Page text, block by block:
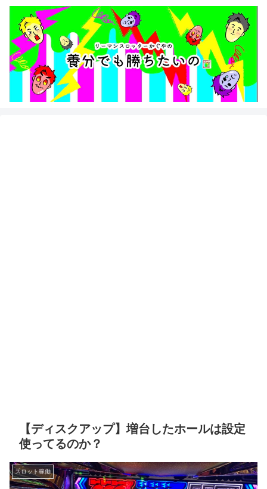
【ディスクアップ】増台したホールは設定
使ってるのか？
スロット稼働